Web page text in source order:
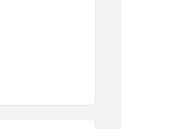
curieux de
nossorties